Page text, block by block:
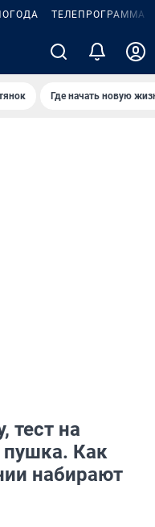
ТЕЛЕПРОГРАММА
Где начать новую
тест на
пушка. Как
набирают